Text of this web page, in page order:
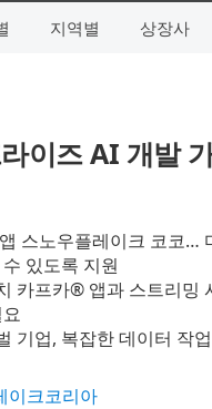
지역별 상장사
이즈 AI 개발
스노우플레이크 코코…
있도록 지원
카프카® 앱과 스트리
기업, 복잡한 데이터 작
이크코리아